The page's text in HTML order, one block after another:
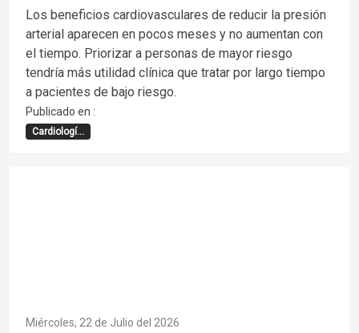
Los beneficios cardiovasculares de reducir la presión
arterial aparecen en pocos meses y no aumentan con
el tiempo. Priorizar a personas de mayor riesgo
tendría más utilidad clínica que tratar por largo tiempo
a pacientes de bajo riesgo.
Publicado en :
Cardiologí...
Miércoles, 22 de Julio del 2026